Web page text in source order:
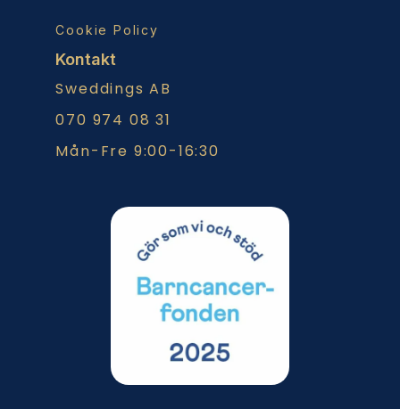
Cookie Policy
Kontakt
Sweddings AB
070 974 08 31
Mån-Fre 9:00-16:30